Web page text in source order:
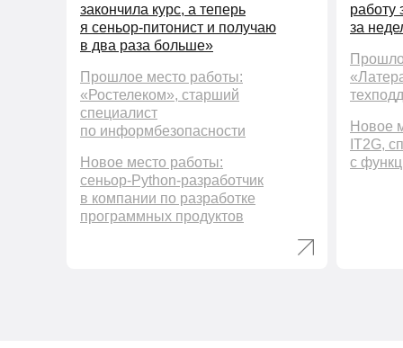
закончила курс, а теперь
я сеньор-питонист и получаю
в два раза больше»
Прошлое место работы:
«Ростелеком», старший
специалист
по информбезопасности
Новое место работы:
сеньор-Python-разработчик
в компании по разработке
программных продуктов
работу
за
Новое
IT2G,
с